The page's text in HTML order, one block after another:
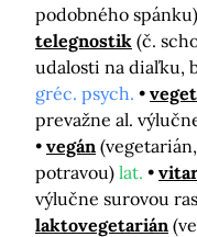
podobného spánku)
telegnostik (č.
udalosti na diaľku,
gréc. psych.
prevažne al.
vegán
potravou) lat.
výlučne surovou
laktovegetarián